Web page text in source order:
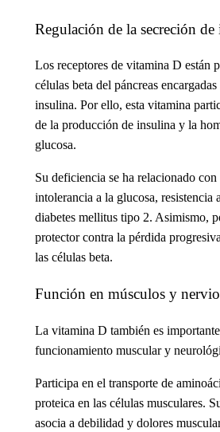
Regulación de la secreción
Los receptores de vitamina D están
células beta del páncreas
insulina. Por ello, esta vitamina
de la producción de insulina y la
glucosa.
Su deficiencia se ha relacionado
intolerancia a la glucosa, resistencia
diabetes mellitus tipo 2. Asimismo,
protector contra la pérdida
las células beta.
Función en músculos y
La vitamina D también es
funcionamiento muscular y
Participa en el transporte de
proteica en las células musculares.
asocia a debilidad y dolores